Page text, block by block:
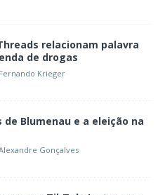
relacionam palavra
de drogas
Fernando Krieger
de Blumenau e a eleição na
Gonçalves